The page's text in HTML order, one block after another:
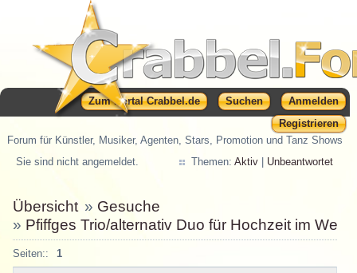
Zum Portal Crabbel.de Suchen
Anmelden
Registrieren
Forum für Künstler, Musiker, Agenten, Stars, Promotion und Tanz Shows
Sie sind nicht angemeldet.
Themen:Aktiv Unbeantwortet
Übersicht » Gesuche
» Pfiffges Trio/alternativ Duo für Hochzeit im
Seiten:: 1